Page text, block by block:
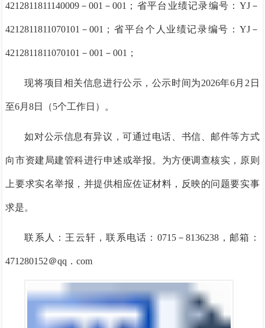
4212811811140009－001－001；省平台业绩记录编号： YJ－
4212811811070101－001 ；省平台个人业绩记录编号：YJ－
4212811811070101－001－001；
现将项目相关信息进行公示，公示时间为2026年6月2日
至6月8日（5个工作日）。
如对公示信息有异议 ，可通过电话、书信、邮件等方式
向市资建局建管科进行申述或举报。为方便调查核实，原则
上要求实名举报，并提供相应佐证材料，反映的问题要实事
求是。
联系人： 王云轩，联系电话： 0715－8136238， 邮箱：
471280152＠qq ．com